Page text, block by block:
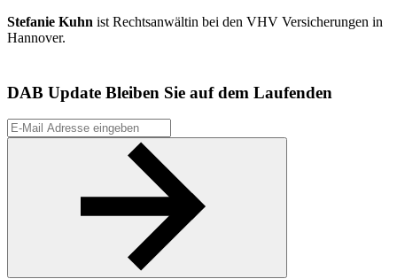
Stefanie Kuhn ist Rechtsanwältin bei den VHV Versicherungen in
Hannover.
DAB Update Bleiben Sie auf dem Laufenden